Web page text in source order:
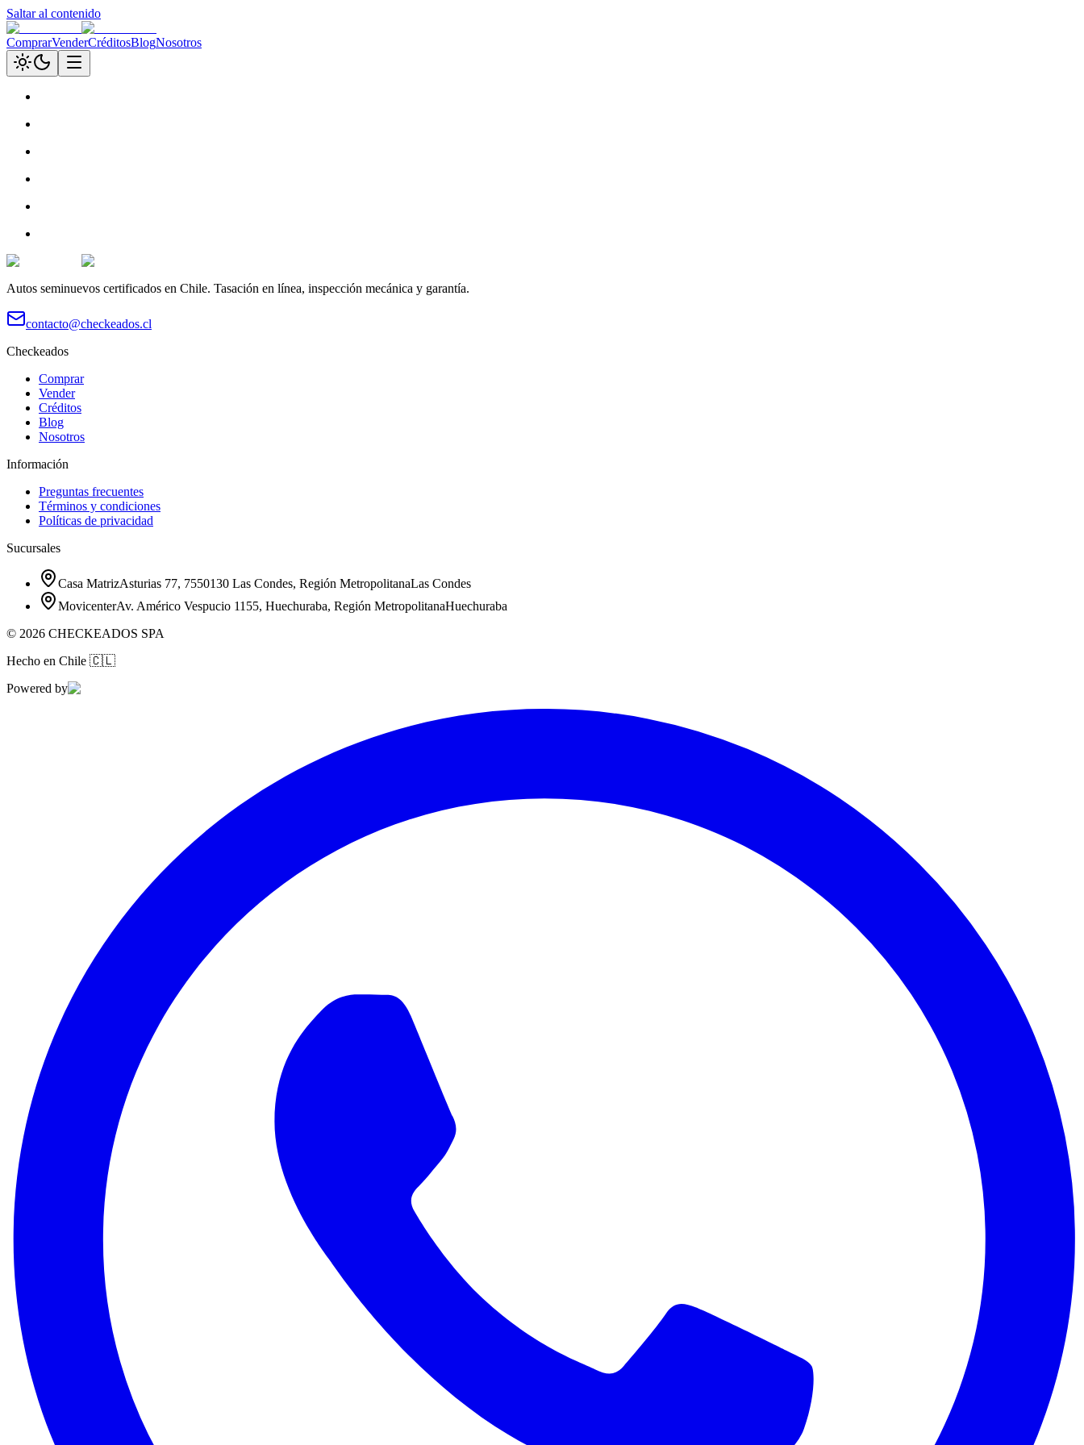
Saltar al contenido
ComprarVenderCréditosBlogNosotros
Autos seminuevos certificados en Chile. Tasación en línea, inspección mecánica y garantía.
contacto@checkeados.cl
Checkeados
Comprar
Vender
Créditos
Blog
Nosotros
Información
Preguntas frecuentes
Términos y condiciones
Políticas de privacidad
Sucursales
Casa MatrizAsturias 77, 7550130 Las Condes, Región MetropolitanaLas Condes
MovicenterAv. Américo Vespucio 1155, Huechuraba, Región MetropolitanaHuechuraba
© 2026 CHECKEADOS SPA
Hecho en Chile 🇨🇱
Powered by